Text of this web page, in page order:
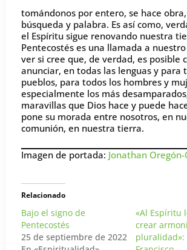
tomándonos por entero, se hace
búsqueda y palabra. Es así como,
el Espíritu sigue renovando nuestra
Pentecostés es una llamada a
ver si cree que, de verdad, es posible
anunciar, en todas las lenguas y para
pueblos, para todos los hombres y
especialmente los más
maravillas que Dios hace y puede
pone su morada entre nosotros, en
comunión, en nuestra tierra.
Imagen de portada: Jonathan
Relacionado
Bajo el signo de
Pentecostés
25 de septiembre de 2022
«Al Espíritu
crear
pluralidad»: